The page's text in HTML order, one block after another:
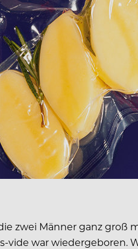
zwei Männer ganz
vide war